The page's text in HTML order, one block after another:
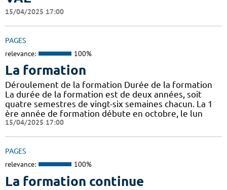
15/04/2025 17:00
PAGES
relevance: 100%
La formation
Déroulement de la formation Durée de la formation
La durée de la formation est de deux années, soit
quatre semestres de vingt-six semaines chacun. La 1
ère année de formation débute en octobre, le lun
15/04/2025 17:00
PAGES
relevance: 100%
La formation continue